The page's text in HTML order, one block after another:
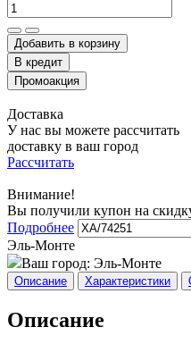
Добавить в корзину
Доставка
У нас вы можете рассчитать
доставку в ваш город
Рассчитать
Внимание!
Вы получили купон на
Подробнее
Эль-Монте
Ваш город: Эль-Монте
Описание Характеристики
Описание